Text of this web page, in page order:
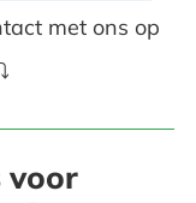
met ons op
voor